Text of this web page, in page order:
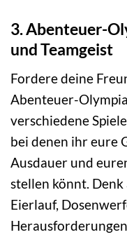
3. Abenteuer-
und Teamgeist
Fordere deine
Abenteuer-
verschiedene
bei denen ihr eure
Ausdauer und
stellen könnt. Denk
Eierlauf,